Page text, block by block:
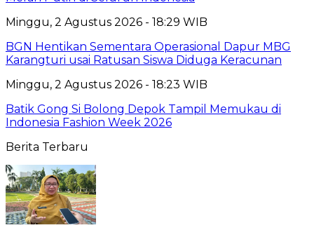
Minggu, 2 Agustus 2026 - 18:29 WIB
BGN Hentikan Sementara Operasional Dapur MBG
Karangturi usai Ratusan Siswa Diduga Keracunan
Minggu, 2 Agustus 2026 - 18:23 WIB
Batik Gong Si Bolong Depok Tampil Memukau di
Indonesia Fashion Week 2026
Berita Terbaru